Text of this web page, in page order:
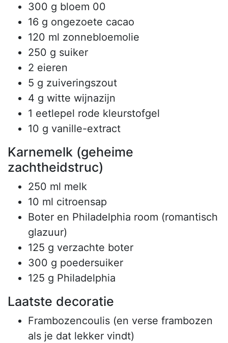
300 g bloem 00
16 g ongezoete cacao
120 ml zonnebloemolie
250 g suiker
2 eieren
5 g zuiveringszout
4 g witte wijnazijn
1 eetlepel rode kleurstofgel
10 g vanille-extract
Karnemelk (geheime
zachtheidstruc)
250 ml melk
10 ml citroensap
Boter en Philadelphia room (romantisch
glazuur)
125 g verzachte boter
300 g poedersuiker
125 g Philadelphia
Laatste decoratie
Frambozencoulis (en verse frambozen
als je dat lekker vindt)